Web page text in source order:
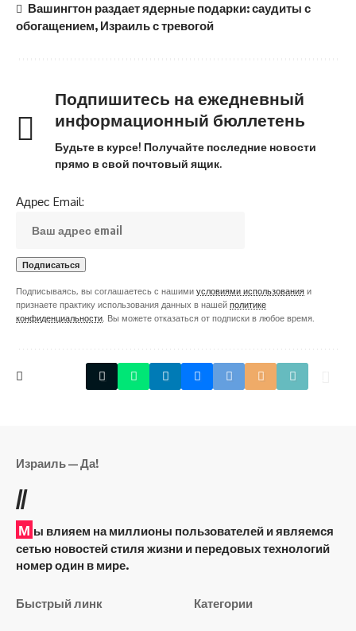
Вашингтон раздает ядерные подарки: саудиты с
обогащением, Израиль с тревогой
Подпишитесь на ежедневный
информационный бюллетень
Будьте в курсе! Получайте последние новости
прямо в свой почтовый ящик.
Адрес Email:
Подписываясь, вы соглашаетесь с нашими условиями использования и
признаете практику использования данных в нашей политике
конфиденциальности . Вы можете отказаться от подписки в любое время.
Израиль — Да!
//
М ы влияем на миллионы пользователей и являемся
сетью новостей стиля жизни и передовых технологий
номер один в мире.
Быстрый линк Категории